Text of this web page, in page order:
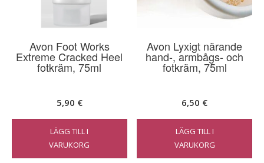
Avon Foot Works
Extreme Cracked Heel
fotkräm, 75ml
5,90 €
LÄGG TILL I
VARUKORG
Avon Lyxigt närande
hand-, armbågs- och
fotkräm, 75ml
6,50 €
LÄGG TILL I
VARUKORG